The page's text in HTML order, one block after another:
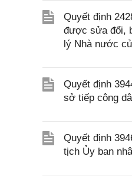
Quyết định
được sửa đổi,
lý Nhà nước
Quyết định
sở tiếp công
Quyết định
tịch Ủy ban